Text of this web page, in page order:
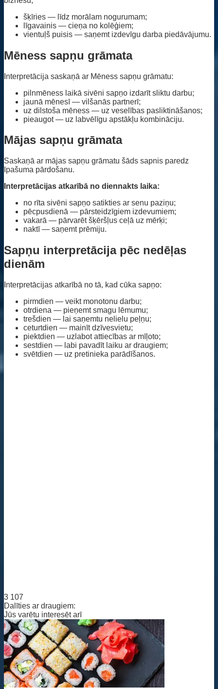
šķīries — līdz morālam nogurumam;
līgavainis — cieņa no kolēģiem;
vientuļš puisis — saņemt izdevīgu darba piedāvājumu.
Mēness sapņu grāmata
Interpretācija saskaņā ar Mēness sapņu grāmatu:
pilnmēness laikā sivēni sapņo izdarīt sliktu darbu;
jaunā mēnesī — vilšanās partnerī;
uz dilstoša mēness — uz veselības pasliktināšanos;
pieaugot — uz labvēlīgu apstākļu kombināciju.
Mājas sapņu grāmata
Saskaņā ar mājas sapņu grāmatu šāds sapnis paredz
īpašuma pārdošanu.
Interpretācijas atkarībā no diennakts laika:
no rīta sivēni sapņo satikties ar senu paziņu;
pēcpusdienā — pārsteidzīgiem izdevumiem;
vakarā — pārvarēt šķēršļus ceļā uz mērķi;
naktī — saņemt prēmiju.
Sapņu interpretācija pēc nedēļas
dienām
Interpretācijas atkarībā no tā, kad cūka sapņo:
pirmdien — veikt monotonu darbu;
otrdiena — pieņemt smagu lēmumu;
trešdien — lai saņemtu nelielu peļņu;
ceturtdien — mainīt dzīvesvietu;
piektdien — uzlabot attiecības ar mīļoto;
sestdien — labi pavadīt laiku ar draugiem;
svētdien — uz pretinieka parādīšanos.
3 107
Dalīties ar draugiem:
Jūs varētu interesēt arī